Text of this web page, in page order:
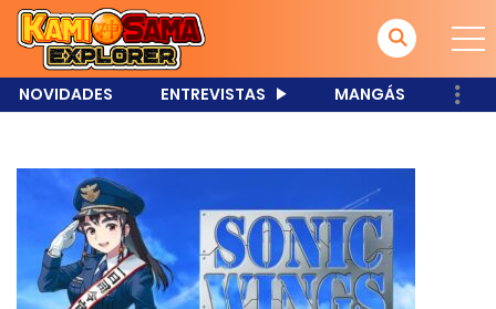
NOVIDADES ENTREVISTAS MANGÁS